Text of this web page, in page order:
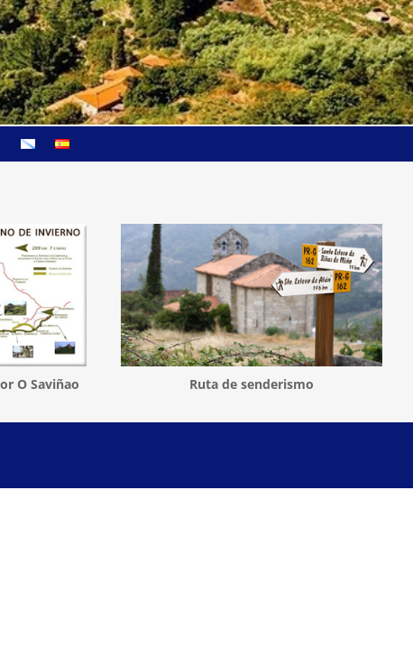
O Saviñao Ruta de senderismo